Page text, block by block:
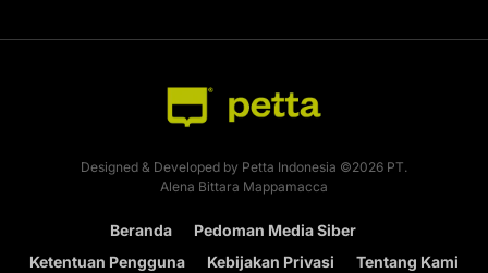
Designed & Developed by Petta Indonesia ©2026 PT.
Alena Bittara Mappamacca
Beranda
Pedoman Media Siber
Ketentuan Pengguna
Kebijakan Privasi Tentang Kami